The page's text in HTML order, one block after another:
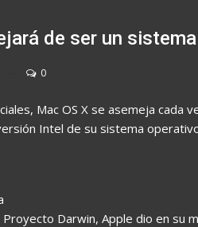
de ser un
0
Mac OS X se asemeja cada
Intel de su sistema
Proyecto Darwin, Apple dio en su